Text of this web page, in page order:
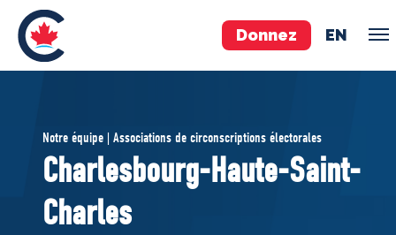
Donnez EN
ÉQUIPE
Pierre Poilievre
Vos députés conservateurs
Cabinet fantôme
Notre équipe | Associations de circonscriptions électorales
Charlesbourg-Haute-Saint-
Charles